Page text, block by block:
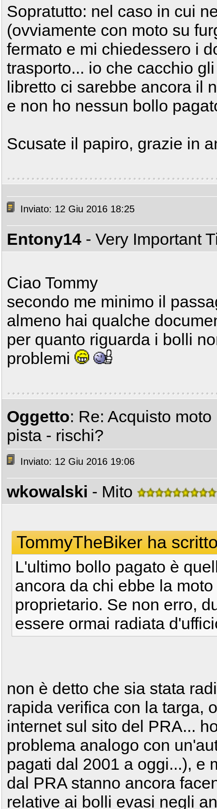
Sopratutto: nel caso in cui
(ovviamente con moto su
fermato e mi chiedessero i
trasporto... io che cacchio
libretto ci sarebbe ancora il
e non ho nessun bollo
Scusate il papiro, grazie in
Inviato: 12 Giu 2016 18:25
Entony14 - Very Important
Ciao Tommy
secondo me minimo il
almeno hai qualche
per quanto riguarda i bolli
problemi
Oggetto: Re: Acquisto
pista - rischi?
Inviato: 12 Giu 2016 19:06
wkowalski - Mito
TommyTheBiker ha
L'ultimo bollo pagato è
ancora da chi ebbe la
proprietario. Se non erro,
essere ormai radiata
non è detto che sia stata
rapida verifica con la targa,
internet sul sito del PRA...
problema analogo con
pagati dal 2001 a oggi...), e
dal PRA stanno ancora
relative ai bolli evasi negli